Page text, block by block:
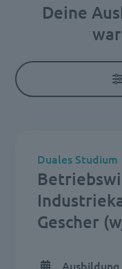
Deine
Gescher
Duales Studium
Ausbildung